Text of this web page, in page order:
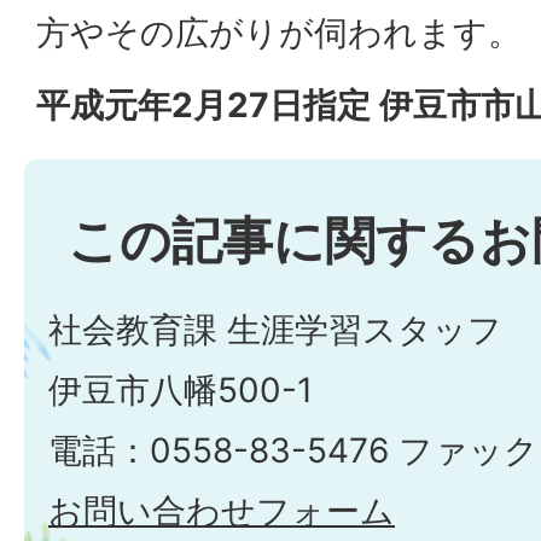
方やその広がりが伺われます。
平成元年2月27日指定 伊豆市市
この記事に関する
社会教育課 生涯学習スタッフ
伊豆市八幡500-1
電話：0558-83-5476 ファッ
お問い合わせフォーム